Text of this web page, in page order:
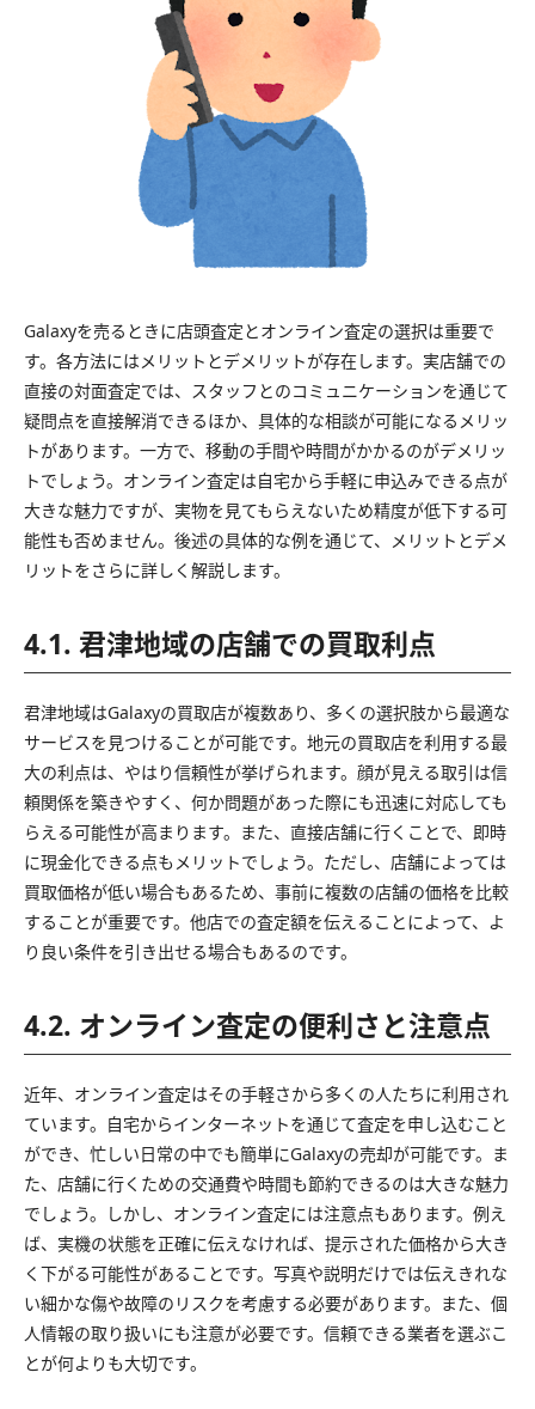
Galaxyを売るときに店頭査定とオンライン査定の選択は重要で
す。各方法にはメリットとデメリットが存在します。実店舗での
直接の対面査定では、スタッフとのコミュニケーションを通じて
疑問点を直接解消できるほか、具体的な相談が可能になるメリッ
トがあります。一方で、移動の手間や時間がかかるのがデメリッ
トでしょう。オンライン査定は自宅から手軽に申込みできる点が
大きな魅力ですが、実物を見てもらえないため精度が低下する可
能性も否めません。後述の具体的な例を通じて、メリットとデメ
リットをさらに詳しく解説します。
4.1. 君津地域の店舗での買取利点
君津地域はGalaxyの買取店が複数あり、多くの選択肢から最適な
サービスを見つけることが可能です。地元の買取店を利用する最
大の利点は、やはり信頼性が挙げられます。顔が見える取引は信
頼関係を築きやすく、何か問題があった際にも迅速に対応しても
らえる可能性が高まります。また、直接店舗に行くことで、即時
に現金化できる点もメリットでしょう。ただし、店舗によっては
買取価格が低い場合もあるため、事前に複数の店舗の価格を比較
することが重要です。他店での査定額を伝えることによって、よ
り良い条件を引き出せる場合もあるのです。
4.2. オンライン査定の便利さと注意点
近年、オンライン査定はその手軽さから多くの人たちに利用され
ています。自宅からインターネットを通じて査定を申し込むこと
ができ、忙しい日常の中でも簡単にGalaxyの売却が可能です。ま
た、店舗に行くための交通費や時間も節約できるのは大きな魅力
でしょう。しかし、オンライン査定には注意点もあります。例え
ば、実機の状態を正確に伝えなければ、提示された価格から大き
く下がる可能性があることです。写真や説明だけでは伝えきれな
い細かな傷や故障のリスクを考慮する必要があります。また、個
人情報の取り扱いにも注意が必要です。信頼できる業者を選ぶこ
とが何よりも大切です。